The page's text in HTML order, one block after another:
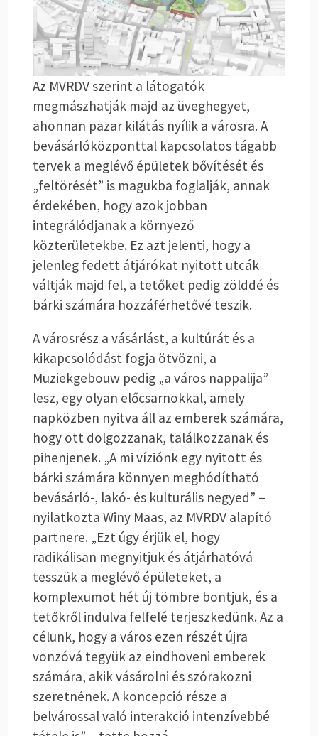
Az MVRDV szerint a látogatók
megmászhatják majd az üveghegyet,
ahonnan pazar kilátás nyílik a városra. A
bevásárlóközponttal kapcsolatos tágabb
tervek a meglévő épületek bővítését és
„feltörését” is magukba foglalják, annak
érdekében, hogy azok jobban
integrálódjanak a környező
közterületekbe. Ez azt jelenti, hogy a
jelenleg fedett átjárókat nyitott utcák
váltják majd fel, a tetőket pedig zölddé és
bárki számára hozzáférhetővé teszik.
A városrész a vásárlást, a kultúrát és a
kikapcsolódást fogja ötvözni, a
Muziekgebouw pedig „a város nappalija”
lesz, egy olyan előcsarnokkal, amely
napközben nyitva áll az emberek számára,
hogy ott dolgozzanak, találkozzanak és
pihenjenek. „A mi víziónk egy nyitott és
bárki számára könnyen meghódítható
bevásárló-, lakó- és kulturális negyed” –
nyilatkozta Winy Maas, az MVRDV alapító
partnere. „Ezt úgy érjük el, hogy
radikálisan megnyitjuk és átjárhatóvá
tesszük a meglévő épületeket, a
komplexumot hét új tömbre bontjuk, és a
tetőkről indulva felfelé terjeszkedünk. Az a
célunk, hogy a város ezen részét újra
vonzóvá tegyük az eindhoveni emberek
számára, akik vásárolni és szórakozni
szeretnének. A koncepció része a
belvárossal való interakció intenzívebbé